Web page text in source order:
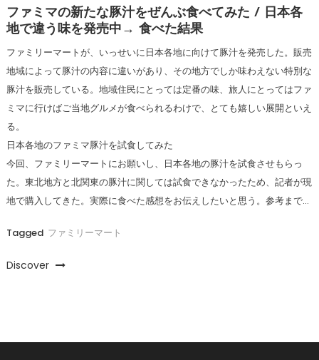
ファミマの新たな豚汁をぜんぶ食べてみた / 日本各
地で違う味を発売中→ 食べた結果
ファミリーマートが、いっせいに日本各地に向けて豚汁を発売した。販売
地域によって豚汁の内容に違いがあり、その地方でしか味わえない特別な
豚汁を販売している。地域住民にとっては定番の味、旅人にとってはファ
ミマに行けばご当地グルメが食べられるわけで、とても嬉しい展開といえ
る。
日本各地のファミマ豚汁を試食してみた
今回、ファミリーマートにお願いし、日本各地の豚汁を試食させもらっ
た。東北地方と北関東の豚汁に関しては試食できなかったため、記者が現
地で購入してきた。実際に食べた感想をお伝えしたいと思う。参考まで…
Tagged ファミリーマート
Discover